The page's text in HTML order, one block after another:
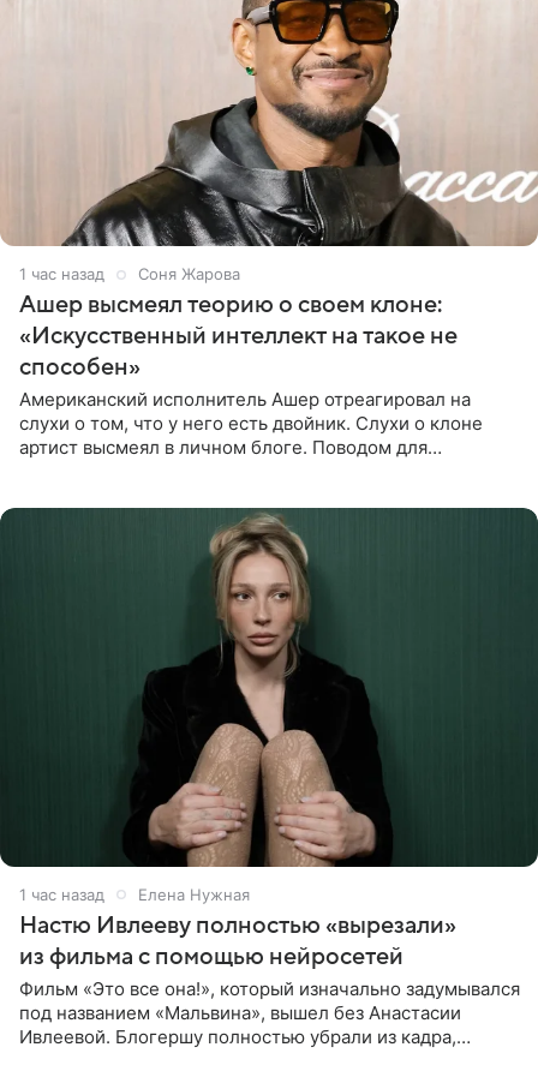
1 час назад Соня Жарова
Ашер высмеял теорию о своем клоне:
«Искусственный интеллект на такое не
способен»
Американский исполнитель Ашер отреагировал на
слухи о том, что у него есть двойник. Слухи о клоне
артист высмеял в личном блоге. Поводом для
1 час назад Елена Нужная
Настю Ивлееву полностью «вырезали»
из фильма с помощью нейросетей
Фильм «Это все она!», который изначально задумывался
под названием «Мальвина», вышел без Анастасии
Ивлеевой. Блогершу полностью убрали из кадра,